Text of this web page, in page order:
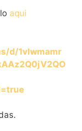
aqui
d/1vIwmamr